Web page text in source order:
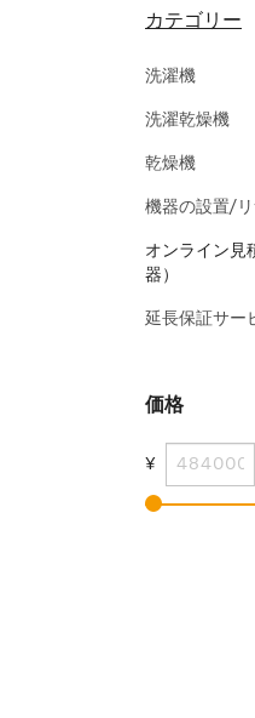
カテゴリー
洗濯機
洗濯乾燥機
乾燥機
機器の設置/
オンライン見
器）
延長保証サー
価格
¥